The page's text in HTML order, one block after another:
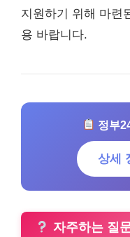
지원하기 위해 마련
용 바랍니다.
정부
상세
자주하는 질